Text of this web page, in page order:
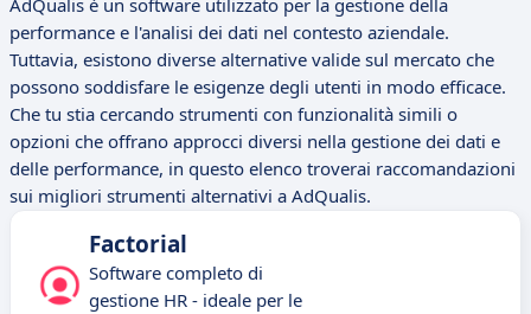
AdQualis è un software utilizzato per la gestione della
performance e l'analisi dei dati nel contesto aziendale.
Tuttavia, esistono diverse alternative valide sul mercato che
possono soddisfare le esigenze degli utenti in modo efficace.
Che tu stia cercando strumenti con funzionalità simili o
opzioni che offrano approcci diversi nella gestione dei dati e
delle performance, in questo elenco troverai raccomandazioni
sui migliori strumenti alternativi a AdQualis.
Factorial
Software completo di
gestione HR - ideale per le